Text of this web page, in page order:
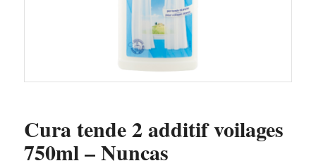
Cura tende 2 additif voilages
750ml – Nuncas